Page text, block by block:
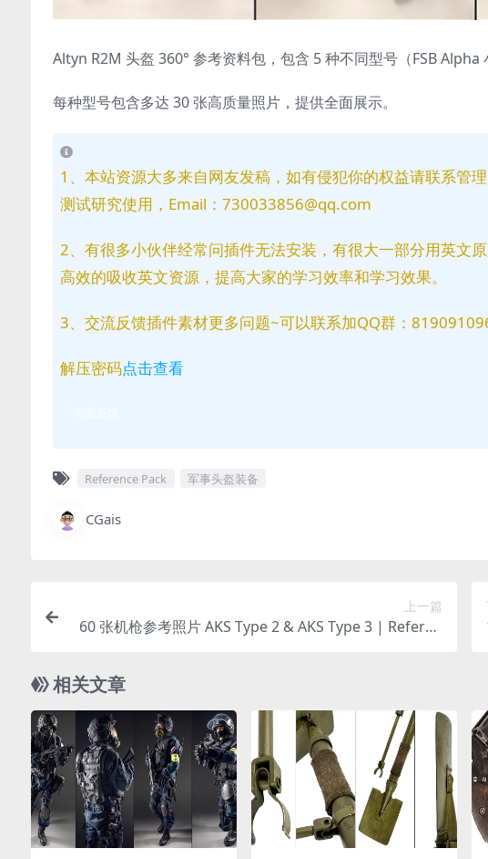
Altyn R2M 头盔 360° 参考资料包，包含 5 种不同型号（FSB Alpha
每种型号包含多达 30 张高质量照片，提供全面展示。
1、本站资源大多来自网友发稿，如有侵犯你的权益请联系管
测试研究使用，Email：730033856@qq.com
2、有很多小伙伴经常问插件无法安装，有很大一部分用英文
高效的吸收英文资源，提高大家的学习效率和学习效果。
3、交流反馈插件素材更多问题~可以联系加QQ群：
解压密码点击查看
Reference Pack 军事头盔装备
CGais
上一篇
60 张机枪参考照片 AKS Type 2 & AKS Type 3 | Referen
相关文章